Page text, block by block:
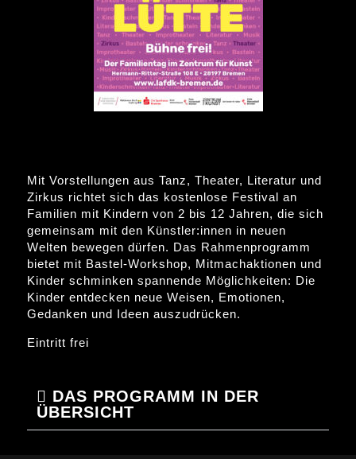
Mit Vorstellungen aus Tanz, Theater, Literatur und
Zirkus richtet sich das kostenlose Festival an
Familien mit Kindern von 2 bis 12 Jahren, die sich
gemeinsam mit den Künstler:innen in neuen
Welten bewegen dürfen. Das Rahmenprogramm
bietet mit Bastel-Workshop, Mitmachaktionen und
Kinder schminken spannende Möglichkeiten: Die
Kinder entdecken neue Weisen, Emotionen,
Gedanken und Ideen auszudrücken.
Eintritt frei
DAS PROGRAMM IN DER
ÜBERSICHT